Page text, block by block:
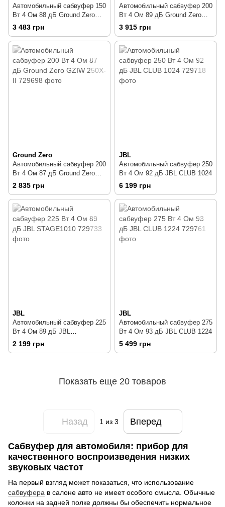
Автомобильный сабвуфер 150
Вт 4 Ом 88 дБ Ground Zero
GZTW 10F
3 483 грн
Автомобильный сабвуфер 200
Вт 4 Ом 89 дБ Ground Zero
GZTW 12F
3 915 грн
Ground Zero
Автомобильный сабвуфер 200
Вт 4 Ом 87 дБ Ground Zero
GZIW 250X-II
2 835 грн
JBL
Автомобильный сабвуфер 250
Вт 4 Ом 92 дБ JBL CLUB 1024
6 199 грн
JBL
Автомобильный сабвуфер 225
Вт 4 Ом 89 дБ JBL
STAGE1010
2 199 грн
JBL
Автомобильный сабвуфер 275
Вт 4 Ом 93 дБ JBL CLUB 1224
5 499 грн
Показать еще 20 товаров
Назад 1из 3 Вперед
Сабвуфер для автомобиля: прибор для
качественного воспроизведения низких
звуковых частот
На первый взгляд может показаться, что использование
сабвуфера в салоне авто не имеет особого смысла. Обычные
колонки на задней полке должны бы обеспечить нормальное